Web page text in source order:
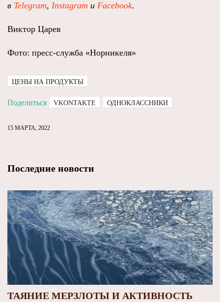
в Telegram, Instagram и Facebook.
Виктор Царев
Фото: пресс-служба «Норникеля»
ЦЕНЫ НА ПРОДУКТЫ
Поделиться VKONTAKTE ОДНОКЛАССНИКИ
15 МАРТА, 2022
Последние новости
ТАЯНИЕ МЕРЗЛОТЫ И АКТИВНОСТЬ